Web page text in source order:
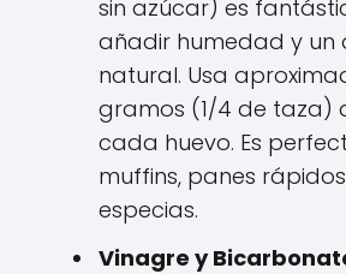
sin azúcar) es
añadir humedad y un
natural. Usa
gramos (1/4 de taza)
cada huevo. Es
muffins, panes
especias.
Vinagre y